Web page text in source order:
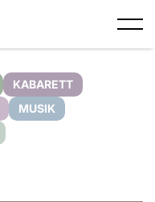
KABARETT
MUSIK